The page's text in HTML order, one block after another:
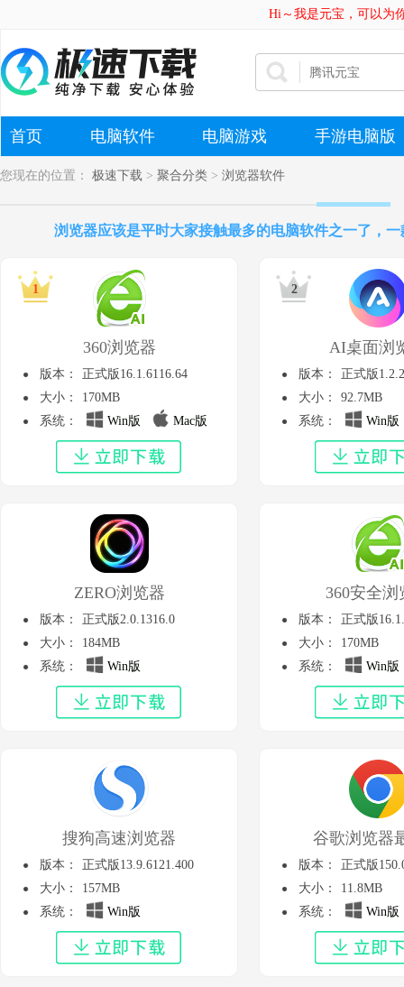
Hi～我是元宝，可以为
首页 电脑软件 电脑游戏 手游电脑版
您现在的位置： 极速下载 > 聚合分类 > 浏览器软件
浏览器应该是平时大家接触最多的电脑软件之一了，
360浏览器
版本：
正式版16.1.6116.64
大小：
170MB
系统：
Win版 Mac版
AI桌面浏
版本：
正式版
大小：
92.7MB
系统：
Win版
ZERO浏览器
版本：
正式版2.0.1316.0
大小：
184MB
系统：
Win版
360安全浏
版本：
正式版
大小：
170MB
系统：
Win版
搜狗高速浏览器
版本：
正式版13.9.6121.400
大小：
157MB
系统：
Win版
谷歌浏览器
版本：
正式版
大小：
11.8MB
系统：
Win版